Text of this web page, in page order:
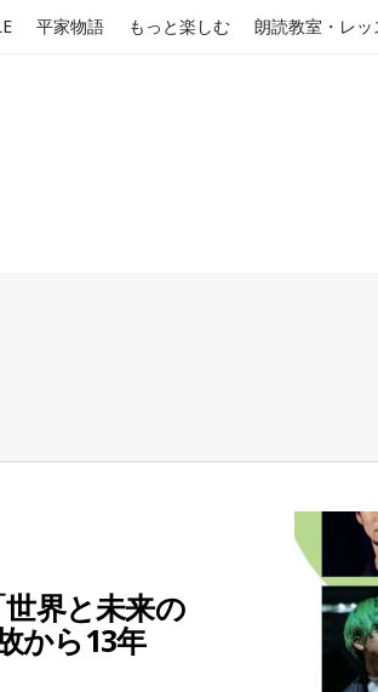
平家物語 もっと楽しむ 朗読教室・レッ
界と未来の
から13年